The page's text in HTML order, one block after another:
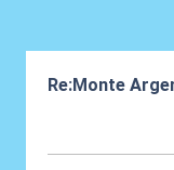
Re:Monte